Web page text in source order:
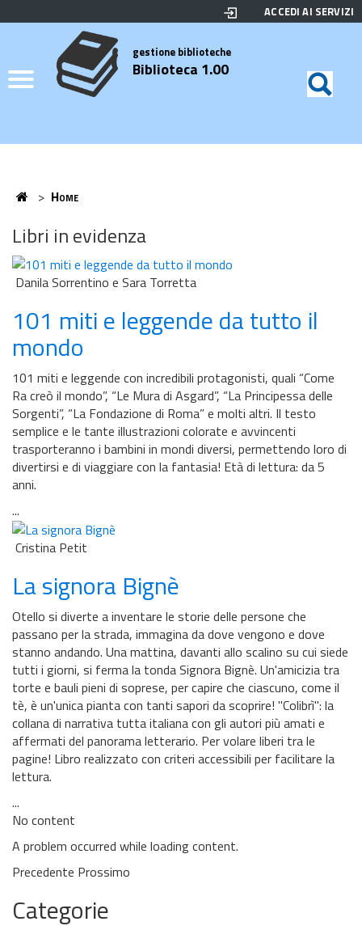
Elenco
Credits
ACCEDI AI SERVIZI
Biblioteca gestione biblioteche
Biblioteca 1.00 di
Home
> Home
Libri in evidenza
Danila Sorrentino e Sara Torretta
101 miti e leggende da tutto il
mondo
101 miti e leggende con incredibili protagonisti, quali “Come
Ra creò il mondo”, “Le Mura di Asgard”, “La Principessa delle
Sorgenti”, “La Fondazione di Roma” e molti altri. Il testo
semplice e le tante illustrazioni colorate e avvincenti
trasporteranno i bambini in mondi diversi, permettendo loro di
divertirsi e di viaggiare con la fantasia! Età di lettura: da 5
anni.
...
Cristina Petit
La signora Bignè
Otello si diverte a inventare le storie delle persone che
passano per la strada, immagina da dove vengono e dove
stanno andando. Una mattina, davanti allo scalino su cui siede
tutti i giorni, si ferma la tonda Signora Bignè. Un'amicizia tra
torte e bauli pieni di soprese, per capire che ciascuno, come il
tè, è un'unica pianta con tanti sapori da scoprire! ''Colibrì'': la
collana di narrativa tutta italiana con gli autori più amati e
affermati del panorama letterario. Per volare liberi tra le
pagine! Libro realizzato con criteri accessibili per facilitare la
lettura.
...
No content
A problem occurred while loading content.
Precedente Prossimo
Categorie